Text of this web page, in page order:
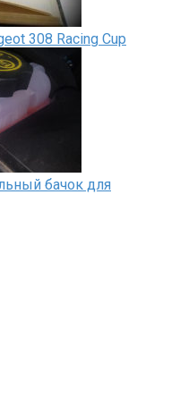
308 Racing Cup
бачок для